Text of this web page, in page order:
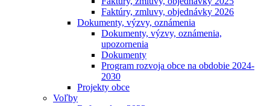
Faktúry, zmluvy, objednávky 2026
Dokumenty, výzvy, oznámenia
Dokumenty, výzvy, oznámenia,
upozornenia
Dokumenty
Program rozvoja obce na obdobie 2024-
2030
Projekty obce
Voľby